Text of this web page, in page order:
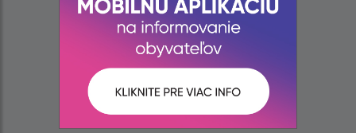
Úradné hodiny:
Deň
Pondelok:
07:30 - 15:30